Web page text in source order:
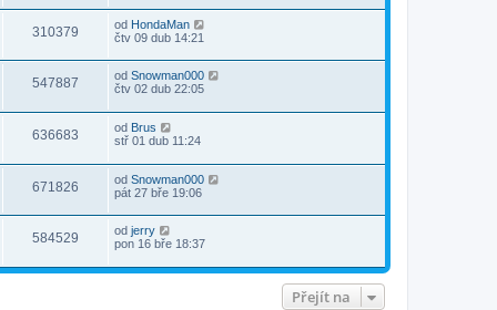
310379 od HondaMan
čtv 09 dub 14:21
547887 od Snowman000
čtv 02 dub 22:05
636683 od Brus
stř 01 dub 11:24
671826 od Snowman000
pát 27 bře 19:06
584529 od jerry
pon 16 bře 18:37
Přejít na